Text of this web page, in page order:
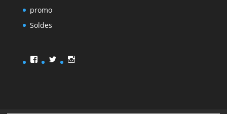
promo
Soldes
Facebook
TwitterInstagram